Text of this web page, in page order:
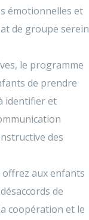
émotionnelles et
de groupe serein
le programme
de prendre
identifier et
des
aux enfants
de
coopération et le